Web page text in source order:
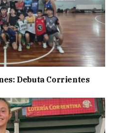
Debuta Corrientes